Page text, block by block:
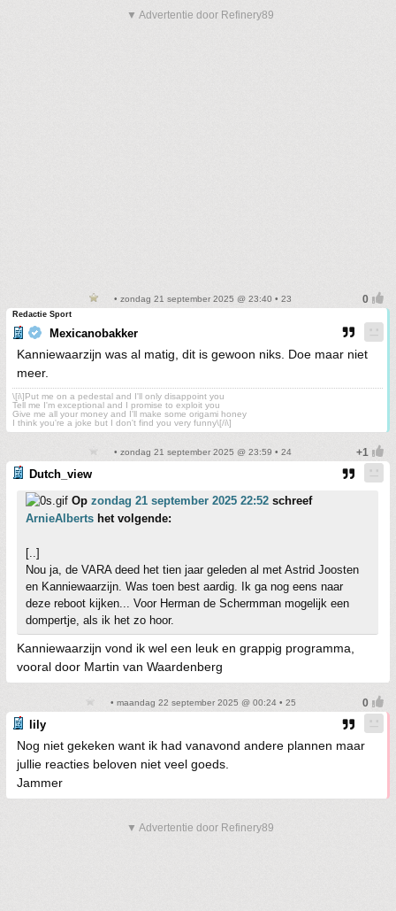
▼ Advertentie door Refinery89
• zondag 21 september 2025 @ 23:40 • 23
Redactie Sport
Mexicanobakker
Kanniewaarzijn was al matig, dit is gewoon niks. Doe maar niet
meer.
\[i\]Put me on a pedestal and I'll only disappoint you
Tell me I'm exceptional and I promise to exploit you
Give me all your money and I'll make some origami honey
I think you're a joke but I don't find you very funny\[/i\]
• zondag 21 september 2025 @ 23:59 • 24
Dutch_view
Op zondag 21 september 2025 22:52 schreef
ArnieAlberts het volgende:
[..]
Nou ja, de VARA deed het tien jaar geleden al met Astrid Joosten
en Kanniewaarzijn. Was toen best aardig. Ik ga nog eens naar
deze reboot kijken... Voor Herman de Schermman mogelijk een
dompertje, als ik het zo hoor.
Kanniewaarzijn vond ik wel een leuk en grappig programma,
vooral door Martin van Waardenberg
• maandag 22 september 2025 @ 00:24 • 25
lily
Nog niet gekeken want ik had vanavond andere plannen maar
jullie reacties beloven niet veel goeds.
Jammer
▼ Advertentie door Refinery89